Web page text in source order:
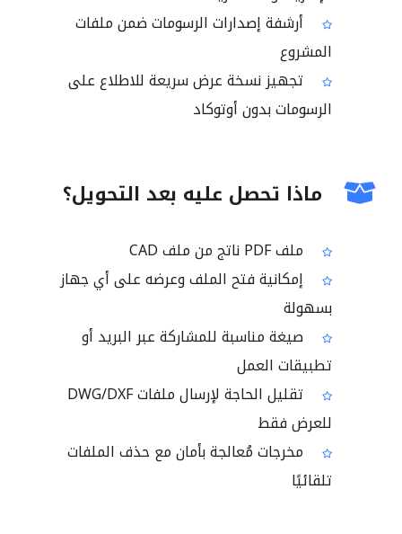
أرشفة إصدارات الرسومات ضمن ملفات
المشروع
تجهيز نسخة عرض سريعة للاطلاع على
الرسومات بدون أوتوكاد
ماذا تحصل عليه بعد التحويل؟
ملف PDF ناتج من ملف CAD
إمكانية فتح الملف وعرضه على أي جهاز
بسهولة
صيغة مناسبة للمشاركة عبر البريد أو
تطبيقات العمل
تقليل الحاجة لإرسال ملفات DWG/DXF
للعرض فقط
مخرجات مُعالجة بأمان مع حذف الملفات
تلقائيًا